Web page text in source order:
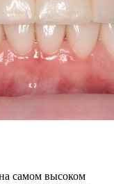
самом высоком